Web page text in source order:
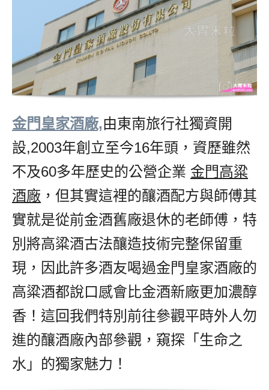
金門皇家酒廠,由東南旅行社獨資開
設,2003年創立至今16年頭，資歷雖然
不及60多年歷史的公營企業 金門高粱
酒廠 ，但其實這裡的釀酒配方與師傅其
實就是從前金酒舊廠退休的老師傅，特
別將高粱酒古法釀造技術完整保留重
現，因此許多酒友喝過金門皇家酒廠的
高粱酒都說口感會比金酒新廠更加濃醇
香！這回我們特別前往參觀平時外人勿
進的釀酒廠內部參觀，窺探「生命之
水」的獨家魅力！